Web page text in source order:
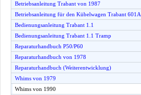
Betriebsanleitung Trabant von 1987
Betriebsanleitung für den Kübelwagen Trabant 601A
Bedienungsanleitung Trabant 1.1
Bedienungsanleitung Trabant 1.1 Tramp
Reparaturhandbuch P50/P60
Reparaturhandbuch von 1978
Reparaturhandbuch (Weiterentwicklung)
Whims von 1979
Whims von 1990